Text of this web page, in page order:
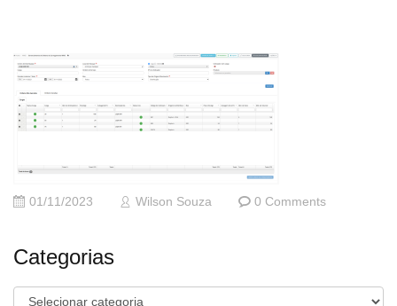
01/11/2023 Wilson Souza 0 Comments
Categorias
Categorias